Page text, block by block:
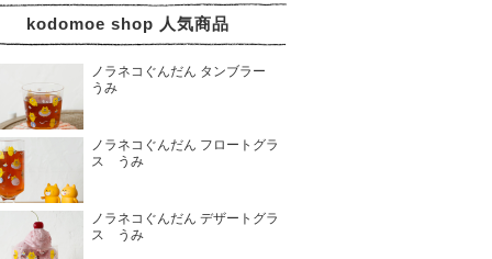
kodomoe shop 人気商品
ノラネコぐんだん タンブラー
うみ
ノラネコぐんだん フロートグラ
ス うみ
ノラネコぐんだん デザートグラ
ス うみ